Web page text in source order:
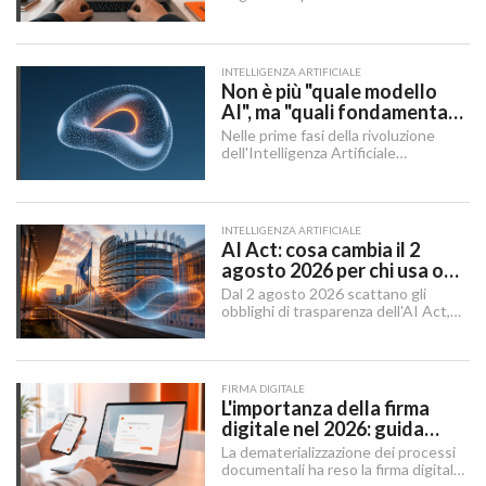
ricerca.
INTELLIGENZA ARTIFICIALE
Non è più "quale modello
AI", ma "quali fondamenta":
dati, infrastruttura,
governance
Nelle prime fasi della rivoluzione
dell'Intelligenza Artificiale
"Quale modello dobbiamo usare?".
INTELLIGENZA ARTIFICIALE
AI Act: cosa cambia il 2
agosto 2026 per chi usa o
integra l'AI
Dal 2 agosto 2026 scattano gli
obblighi di trasparenza dell'AI Act,
rinviato quelli sui sistemi ad alto
FIRMA DIGITALE
L'importanza della firma
digitale nel 2026: guida
completa per aziende e
professionisti
La dematerializzazione dei processi
documentali ha reso la firma digitale